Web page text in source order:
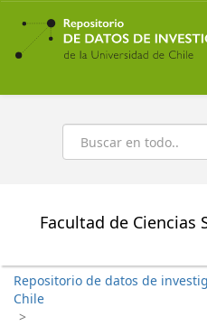
Ir
contenido
principal
Buscar
Facultad de Ciencias
Repositorio de datos de
Chile
>